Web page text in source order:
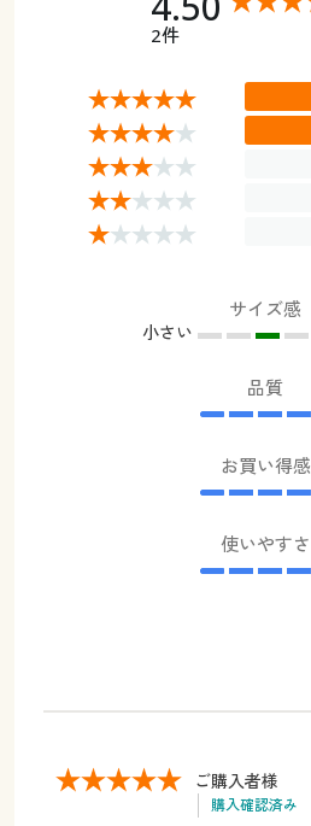
2件
サイズ感
小さい
品質
お買い得感
使いやすさ
ご購入者様
購入確認済み